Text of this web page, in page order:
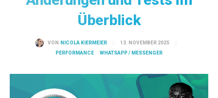
Überblick
VON NICOLA KIERMEIER
13. NOVEMBER 2025
PERFORMANCE
WHATSAPP / MESSENGER